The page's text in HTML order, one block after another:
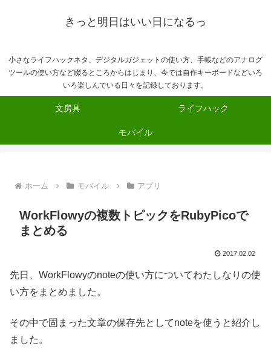
きっと明日はいい日になるっ
小さなライフハックネタ、デジタルガジェットの使い方、手帳などのアナログ
ツールの使い方など綴るところからはじまり、今では自作キーボードなどいろ
いろ楽しんでいる日々を記録しております。
文房具 ライフハック
モバイル
ホーム モバイル アプリ
WorkFlowyの複数トピックをRubyPicoで
まとめる
2017.02.02
先日、WorkFlowyのnoteの使い方についてわたしなりの使
い方をまとめました。
その中で固まった文章の保存先としてnoteを使うと紹介し
ました。